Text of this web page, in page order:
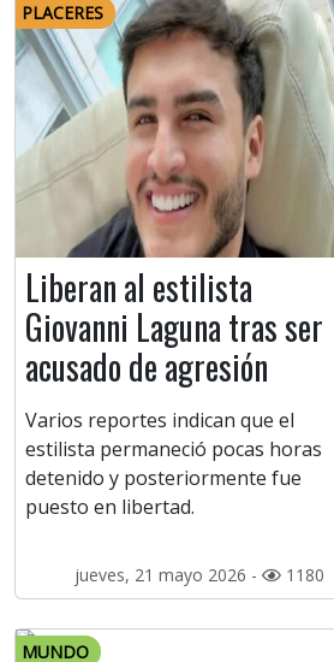
PLACERES
Liberan al estilista
Giovanni Laguna tras ser
acusado de agresión
Varios reportes indican que el
estilista permaneció pocas horas
detenido y posteriormente fue
puesto en libertad.
jueves, 21 mayo 2026 - 1180
MUNDO